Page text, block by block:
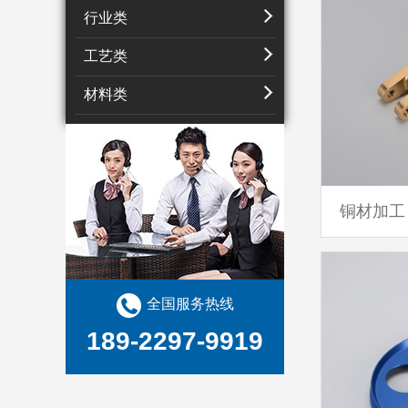
行业类
工艺类
材料类
全国服务热线
189-2297-9919
铜材加工